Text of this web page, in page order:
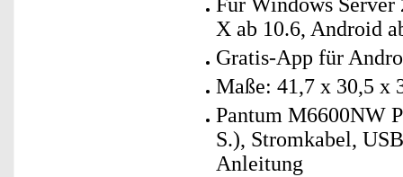
Für Windows
X ab 10.6, Android
Gratis-App für
Maße: 41,7 x 30,5 x
Pantum M6600NW
S.), Stromkabel,
Anleitung